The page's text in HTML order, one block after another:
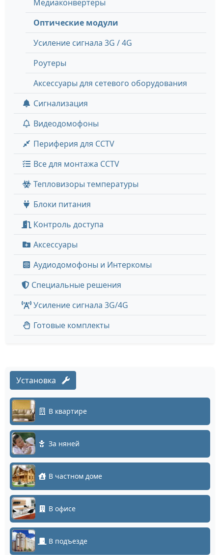
Медиаконвертеры
Оптические модули
Усиление сигнала 3G / 4G
Роутеры
Аксессуары для сетевого оборудования
Сигнализация
Видеодомофоны
Периферия для CCTV
Все для монтажа CCTV
Тепловизоры температуры
Блоки питания
Контроль доступа
Аксессуары
Аудиодомофоны и Интеркомы
Специальные решения
Усиление сигнала 3G/4G
Готовые комплекты
Установка
В квартире
За няней
В частном доме
В офисе
В подъезде